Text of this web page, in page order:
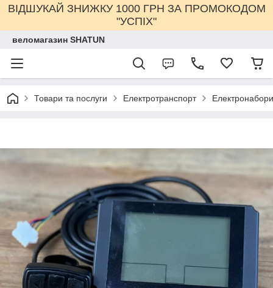
ВІДШУКАЙ ЗНИЖКУ 1000 ГРН ЗА ПРОМОКОДОМ
"УСПІХ"
веломагазин SHATUN
Товари та послуги Електротранспорт Електронабори